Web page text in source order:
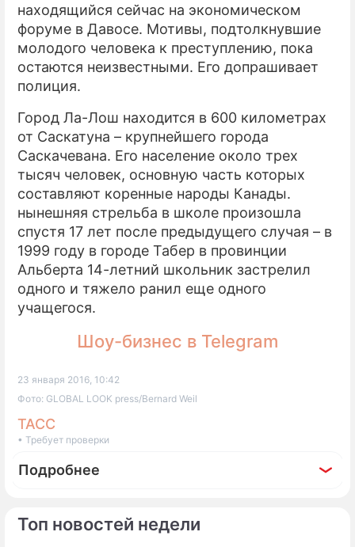
Топ новостей недели
находящийся сейчас на экономическом
форуме в Давосе. Мотивы, подтолкнувшие
молодого человека к преступлению, пока
остаются неизвестными. Его допрашивает
полиция.
Город Ла-Лош находится в 600 километрах
от Саскатуна – крупнейшего города
Саскачевана. Его население около трех
тысяч человек, основную часть которых
составляют коренные народы Канады.
нынешняя стрельба в школе произошла
спустя 17 лет после предыдущего случая – в
1999 году в городе Табер в провинции
Альберта 14-летний школьник застрелил
одного и тяжело ранил еще одного
учащегося.
Шоу-бизнес в Telegram
23 января 2016, 10:42
Фото: GLOBAL LOOK press/Bernard Weil
ТАСС
• Требует проверки
Подробнее